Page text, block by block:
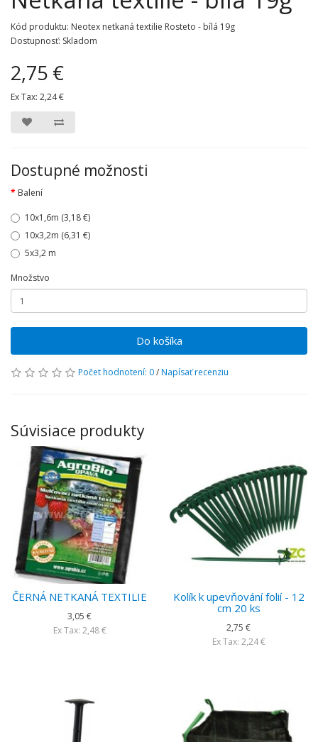
Kód produktu: Neotex netkaná textilie Rosteto - bílá 19g
Dostupnosť: Skladom
2,75 €
Ex Tax: 2,24 €
Dostupné možnosti
Balení
10x1,6m (3,18 €)
10x3,2m (6,31 €)
5x3,2 m
Množstvo
Do košíka
Počet hodnotení: 0/Napísať recenziu
Súvisiace produkty
ČERNÁ NETKANÁ TEXTILIE
3,05 €
Ex Tax: 2,48 €
Kolík k upevňování folií - 12
cm 20 ks
2,75 €
Ex Tax: 2,24 €